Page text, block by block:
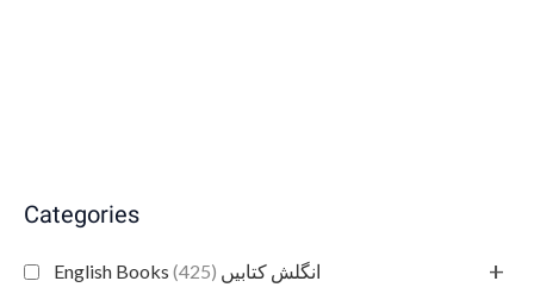
Categories
English Books انگلش کتابیں (425) +